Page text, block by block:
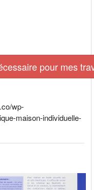
pour mes
wp-
maison-individuelle-